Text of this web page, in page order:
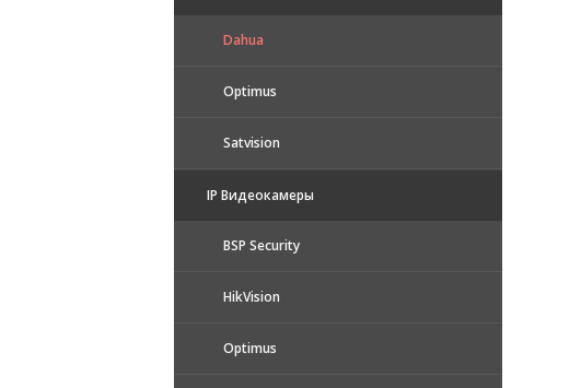
Dahua
Optimus
Satvision
IP Видеокамеры
BSP Security
HikVision
Optimus